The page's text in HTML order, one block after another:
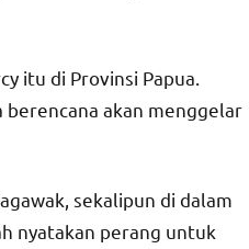
itu di Provinsi Papua.
berencana akan menggelar
sekalipun di dalam
nyatakan perang untuk